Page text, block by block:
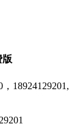
版
，18924129201,